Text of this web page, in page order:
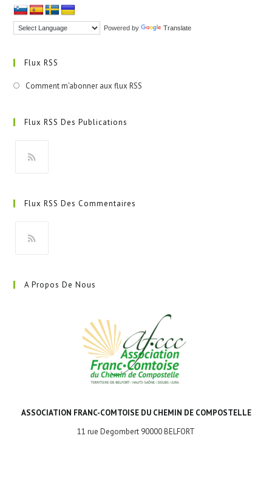
Powered by Translate
Flux RSS
Comment m'abonner aux flux RSS
Flux RSS Des Publications
un
onglet
Flux RSS Des Commentaires
un
A Propos De Nous
ASSOCIATION FRANC-COMTOISE DU CHEMIN DE COMPOSTELLE
11 rue Degombert 90000 BELFORT